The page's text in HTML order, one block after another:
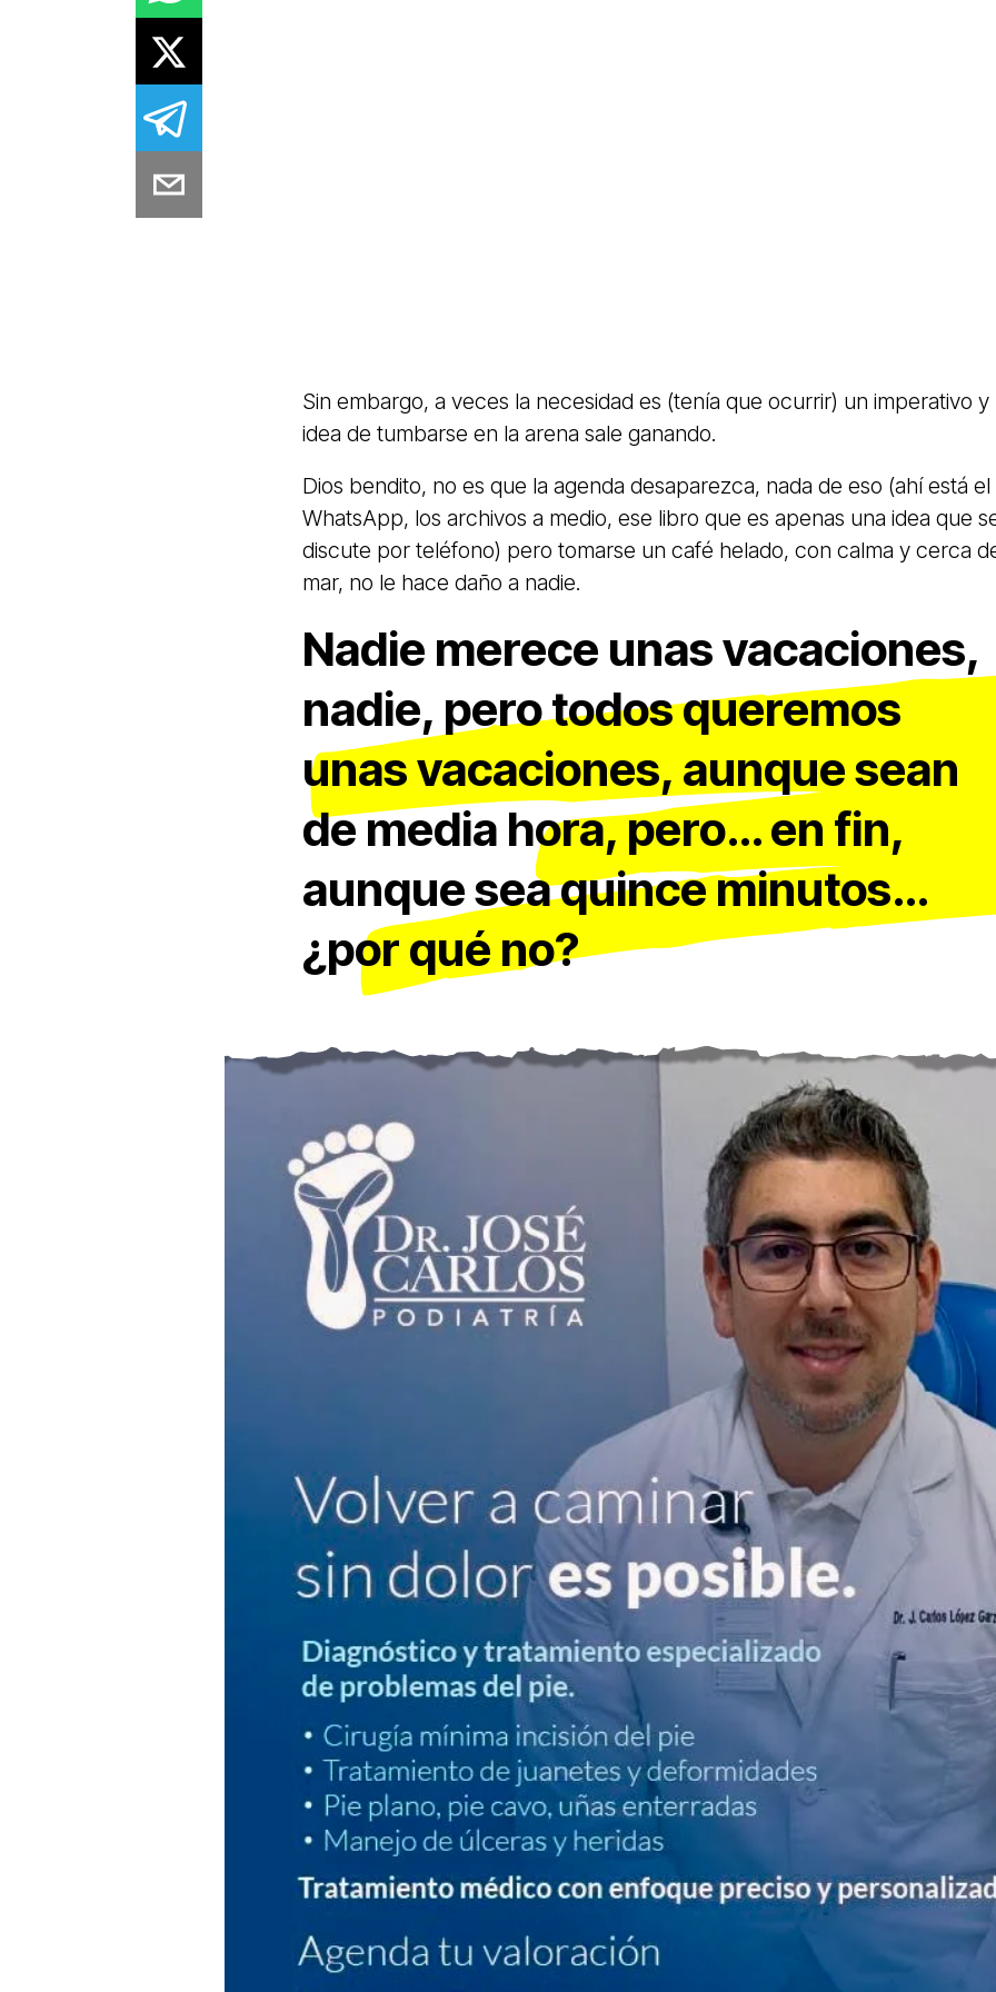
Sin embargo, a veces la necesidad es (tenía que ocurrir) un imperativo y
idea de tumbarse en la arena sale ganando.
Dios bendito, no es que la agenda desaparezca, nada de eso (ahí está el
WhatsApp, los archivos a medio, ese libro que es apenas una idea que
discute por teléfono) pero tomarse un café helado, con calma y cerca
mar, no le hace daño a nadie.
Nadie merece unas vacaciones,
nadie, pero todos queremos
unas vacaciones, aunque sean
de media hora, pero… en fin,
aunque sea quince minutos…
¿por qué no?